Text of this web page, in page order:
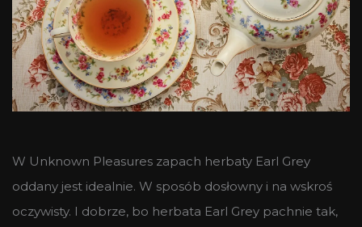
W Unknown Pleasures zapach herbaty Earl Grey
oddany jest idealnie. W sposób dosłowny i na wskroś
oczywisty. I dobrze, bo herbata Earl Grey pachnie tak,